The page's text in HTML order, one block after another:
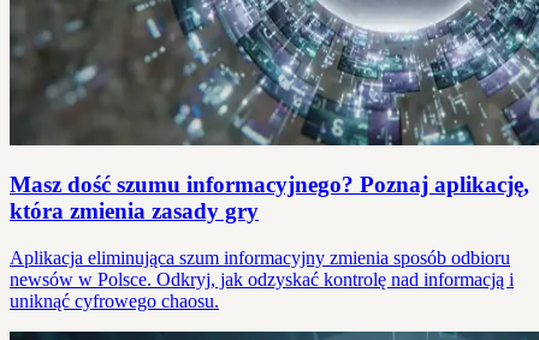
Masz dość szumu informacyjnego? Poznaj aplikację,
która zmienia zasady gry
Aplikacja eliminująca szum informacyjny zmienia sposób odbioru
newsów w Polsce. Odkryj, jak odzyskać kontrolę nad informacją i
uniknąć cyfrowego chaosu.